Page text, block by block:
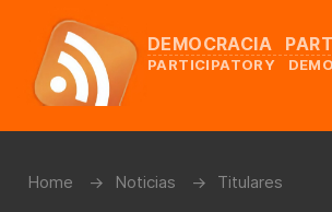
DEMOCRACIA
PARTICIPATORY
Home Noticias Titulares